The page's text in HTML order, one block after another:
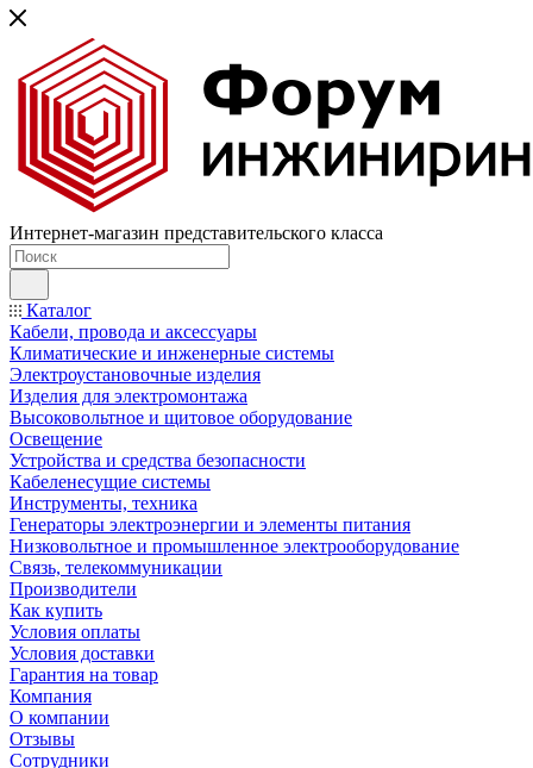
Интернет-магазин представительского класса
Каталог
Кабели, провода и аксессуары
Климатические и инженерные системы
Электроустановочные изделия
Изделия для электромонтажа
Высоковольтное и щитовое оборудование
Освещение
Устройства и средства безопасности
Кабеленесущие системы
Инструменты, техника
Генераторы электроэнергии и элементы питания
Низковольтное и промышленное электрооборудование
Связь, телекоммуникации
Производители
Как купить
Условия оплаты
Условия доставки
Гарантия на товар
Компания
О компании
Отзывы
Сотрудники